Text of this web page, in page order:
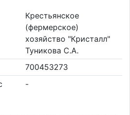
Крестьянское
(фермерское)
хозяйство "Кристалл"
Туникова С.А.
700453273
-